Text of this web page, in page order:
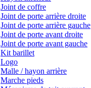
Joint de coffre
Joint de porte arrière droite
Joint de porte arrière gauche
Joint de porte avant droite
Joint de porte avant gauche
Kit barillet
Logo
Malle / hayon arrière
Marche pieds